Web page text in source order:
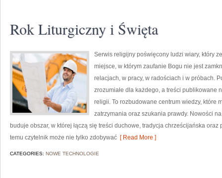
Rok Liturgiczny i Święta
Serwis religijny poświęcony ludzi wiary, który
miejsce, w którym zaufanie Bogu nie jest
relacjach, w pracy, w radościach i w próbach.
zrozumiałe dla każdego, a treści publikowane
religii. To rozbudowane centrum wiedzy, które
zatrzymania oraz szukania prawdy. Nowości
buduje obszar, w której łączą się treści duchowe, tradycja chrześcijańska
temu czytelnik może nie tylko zdobywać [ Read More ]
CATEGORIES: NOWE TECHNOLOGIE